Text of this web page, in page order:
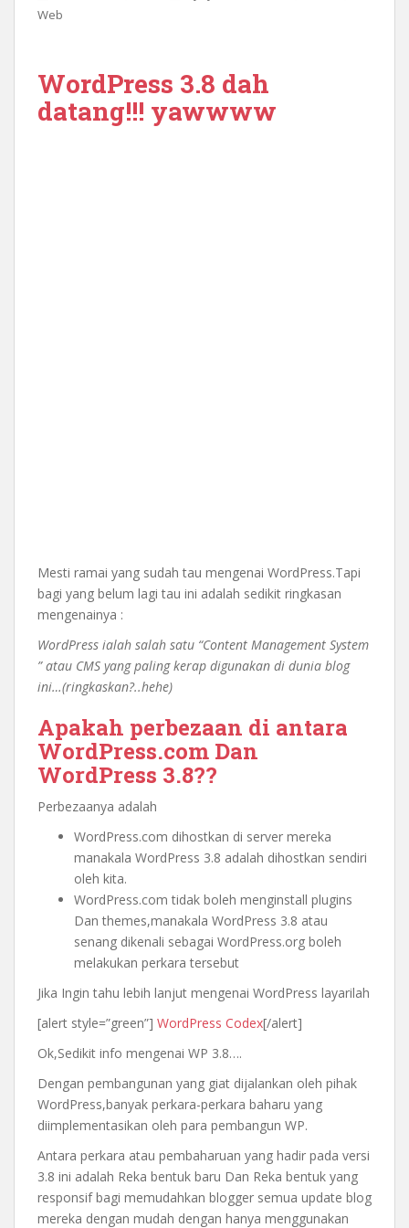
Web
WordPress 3.8 dah
datang!!! yawwww
Mesti ramai yang sudah tau mengenai WordPress.Tapi
bagi yang belum lagi tau ini adalah sedikit ringkasan
mengenainya :
WordPress ialah salah satu “Content Management System
” atau CMS yang paling kerap digunakan di dunia blog
ini…(ringkaskan?..hehe)
Apakah perbezaan di antara
WordPress.com Dan
WordPress 3.8??
Perbezaanya adalah
WordPress.com dihostkan di server mereka
manakala WordPress 3.8 adalah dihostkan sendiri
oleh kita.
WordPress.com tidak boleh menginstall plugins
Dan themes,manakala WordPress 3.8 atau
senang dikenali sebagai WordPress.org boleh
melakukan perkara tersebut
Jika Ingin tahu lebih lanjut mengenai WordPress layarilah
[alert style=”green”] WordPress Codex[/alert]
Ok,Sedikit info mengenai WP 3.8….
Dengan pembangunan yang giat dijalankan oleh pihak
WordPress,banyak perkara-perkara baharu yang
diimplementasikan oleh para pembangun WP.
Antara perkara atau pembaharuan yang hadir pada versi
3.8 ini adalah Reka bentuk baru Dan Reka bentuk yang
responsif bagi memudahkan blogger semua update blog
mereka dengan mudah dengan hanya menggunakan